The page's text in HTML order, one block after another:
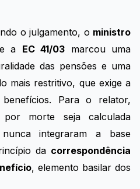
o julgamento, o ministro
a EC 41/03 marcou uma
das pensões e uma
mais restritivo, que exige a
Para o relator,
morte seja calculada
integraram a base
da correspondência
, elemento basilar dos